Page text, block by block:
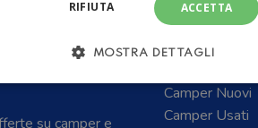
E DEL
su camper e
Camper Nuovi
Camper Usati
ACCETTA
RIFIUTA
MOSTRA DETTAGLI